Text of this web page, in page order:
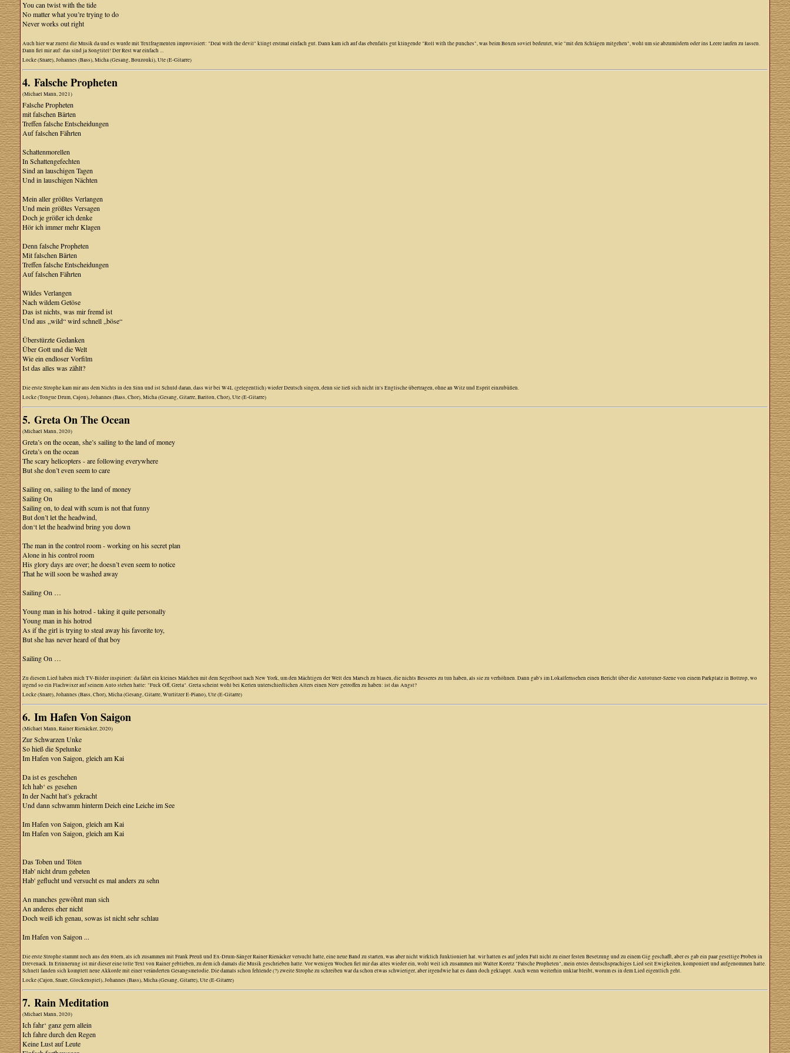
You can twist with the tide
No matter what you’re trying to do
Never works out right
Auch hier war zuerst die Musik da und es wurde mit Textfragmenten improvisiert: "Deal with the devil" klingt erstmal einfach gut. Dann kam ich auf das ebenfalls gut klingende "Roll with the punches", was beim Boxen soviel bedeutet, wie "mit den Schlägen mitgehen", wohl um sie abzumildern oder ins Leere laufen zu lassen.
Dann fiel mir auf: das sind ja Songtitel! Der Rest war einfach ...
Locke (Snare), Johannes (Bass), Micha (Gesang, Bouzouki), Ute (E-Gitarre)
4. Falsche Propheten
(Michael Mann, 2021)
Falsche Propheten
mit falschen Bärten
Treffen falsche Entscheidungen
Auf falschen Fährten
Schattenmorellen
In Schattengefechten
Sind an lauschigen Tagen
Und in lauschigen Nächten
Mein aller größtes Verlangen
Und mein größtes Versagen
Doch je größer ich denke
Hör ich immer mehr Klagen
Denn falsche Propheten
Mit falschen Bärten
Treffen falsche Entscheidungen
Auf falschen Fährten
Wildes Verlangen
Nach wildem Getöse
Das ist nichts, was mir fremd ist
Und aus „wild“ wird schnell „böse“
Überstürzte Gedanken
Über Gott und die Welt
Wie ein endloser Vorfilm
Ist das alles was zählt?
Die erste Strophe kam mir aus dem Nichts in den Sinn und ist Schuld daran, dass wir bei W4L (gelegentlich) wieder Deutsch singen, denn sie ließ sich nicht in's Englische übertragen, ohne an Witz und Esprit einzubüßen.
Locke (Tongue Drum, Cajon), Johannes (Bass, Chor), Micha (Gesang, Gitarre, Bariton, Chor), Ute (E-Gitarre)
5. Greta On The Ocean
(Michael Mann, 2020)
Greta’s on the ocean, she’s sailing to the land of money
Greta’s on the ocean
The scary helicopters - are following everywhere
But she don’t even seem to care
Sailing on, sailing to the land of money
Sailing On
Sailing on, to deal with scum is not that funny
But don’t let the headwind,
don‘t let the headwind bring you down
The man in the control room - working on his secret plan
Alone in his control room
His glory days are over; he doesn’t even seem to notice
That he will soon be washed away
Sailing On …
Young man in his hotrod - taking it quite personally
Young man in his hotrod
As if the girl is trying to steal away his favorite toy,
But she has never heard of that boy
Sailing On …
Zu diesem Lied haben mich TV-Bilder inspiriert: da fährt ein kleines Mädchen mit dem Segelboot nach New York, um den Mächtigen der Welt den Marsch zu blasen, die nichts Besseres zu tun haben, als sie zu verhöhnen. Dann gab's im Lokalfernsehen einen Bericht über die Autotuner-Szene von einem Parkplatz in Bottrop, wo
irgend so ein Flachwixer auf seinem Auto stehen hatte: "Fuck Off, Greta". Greta scheint wohl bei Kerlen unterschiedlichen Alters einen Nerv getroffen zu haben: ist das Angst?
Locke (Snare), Johannes (Bass, Chor), Micha (Gesang, Gitarre, Wurlitzer E-Piano), Ute (E-Gitarre)
6. Im Hafen Von Saigon
(Michael Mann, Rainer Rienäcker, 2020)
Zur Schwarzen Unke
So hieß die Spelunke
Im Hafen von Saigon, gleich am Kai
Da ist es geschehen
Ich hab‘ es gesehen
In der Nacht hat’s gekracht
Und dann schwamm hinterm Deich eine Leiche im See
Im Hafen von Saigon, gleich am Kai
Im Hafen von Saigon, gleich am Kai
Das Toben und Töten
Hab' nicht drum gebeten
Hab' geflucht und versucht es mal anders zu sehn
An manches gewöhnt man sich
An anderes eher nicht
Doch weiß ich genau, sowas ist nicht sehr schlau
Im Hafen von Saigon ...
Die erste Strophe stammt noch aus den 80ern, als ich zusammen mit Frank Preuß und Ex-Drum-Sänger Rainer Rienäcker versucht hatte, eine neue Band zu starten, was aber nicht wirklich funktioniert hat. wir hatten es auf jeden Fall nicht zu einer festen Besetzung und zu einem Gig geschafft, aber es gab ein paar gesellige Proben in
Drevenack. In Erinnerung ist mir dieser eine tolle Text von Rainer geblieben, zu dem ich damals die Musik geschrieben hatte. Vor wenigen Wochen fiel mir das alles wieder ein, wohl weil ich zusammen mit Walter Koretz "Falsche Propheten", mein erstes deutschsprachiges Lied seit Ewigkeiten, komponiert und aufgenommen hatte.
Schnell fanden sich komplett neue Akkorde mit einer veränderten Gesangsmelodie. Die damals schon fehlende (?) zweite Strophe zu schreiben war da schon etwas schwieriger, aber irgendwie hat es dann doch geklappt. Auch wenn weiterhin unklar bleibt, worum es in dem Lied eigentlich geht.
Locke (Cajon, Snare, Glockenspiel), Johannes (Bass), Micha (Gesang, Gitarre), Ute (E-Gitarre)
7. Rain Meditation
(Michael Mann, 2020)
Ich fahr‘ ganz gern allein
Ich fahre durch den Regen
Keine Lust auf Leute